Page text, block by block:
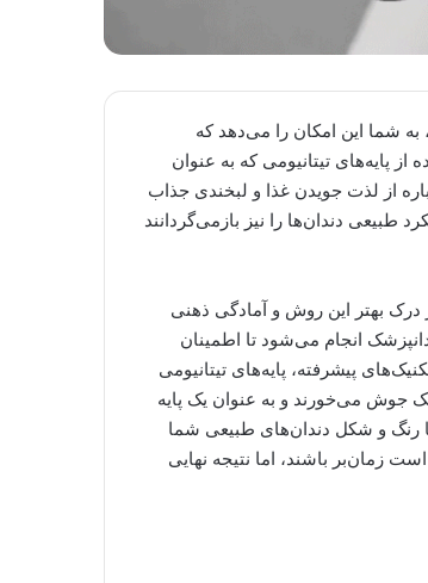
به شما این امکان را می‌دهد که
پایه‌های تیتانیومی که به عنوان
از لذت جویدن غذا و لبخندی جذاب
طبیعی دندان‌ها را نیز بازمی‌گردانند
درک بهتر این روش و آمادگی ذهنی
انجام می‌شود تا اطمینان
پیشرفته، پایه‌های تیتانیومی
جوش می‌خورند و به عنوان یک پایه
رنگ و شکل دندان‌های طبیعی شما
زمان‌بر باشند، اما نتیجه نهایی